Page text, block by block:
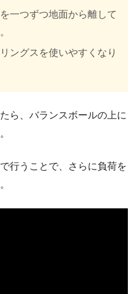
一つずつ地面から離して
ングスを使いやすくなり
ら、バランスボールの上に
行うことで、さらに負荷を